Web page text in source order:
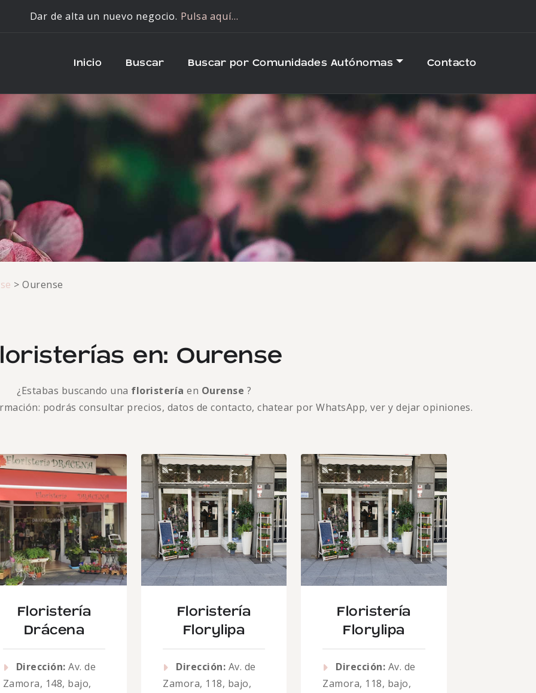
Dar de alta un nuevo negocio. Pulsa aquí…
Inicio Buscar Buscar por Comunidades Autónomas Contacto
>Ourense
en: Ourense
¿Estabas buscando una floristería en Ourense ?
podrás consultar precios, datos de contacto, chatear por WhatsApp, ver y dejar opiniones.
Floristería
Drácena
Dirección: Av. de
Zamora, 148, bajo,
Floristería
Florylipa
Dirección: Av. de
Zamora, 118, bajo,
Floristería
Florylipa
Dirección: Av. de
Zamora, 118, bajo,